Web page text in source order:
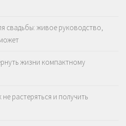
свадьбы: живое руководство,
жизни компактному
растеряться и получить